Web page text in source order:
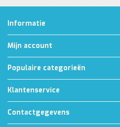
Informatie
Mijn account
Populaire categorieën
Klantenservice
Contactgegevens